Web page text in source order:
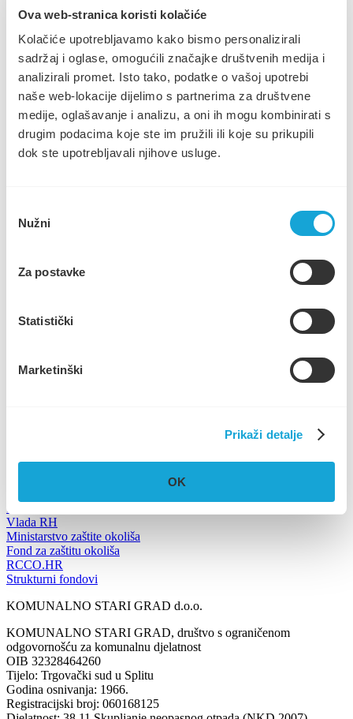
Ova web-stranica koristi kolačiće
Kolačiće upotrebljavamo kako bismo personalizirali
sadržaj i oglase, omogućili značajke društvenih medija i
analizirali promet. Isto tako, podatke o vašoj upotrebi
naše web-lokacije dijelimo s partnerima za društvene
medije, oglašavanje i analizu, a oni ih mogu kombinirati s
drugim podacima koje ste im pružili ili koje su prikupili
dok ste upotrebljavali njihove usluge.
pristanka
Nužni
Za postavke
Statistički
Marketinški
Prikaži detalje
OK
Prigovori i reklamacije
Najčešća pitanja
Poslovne informacije
Poslovanje
Pristup informacijama
Javna nabava
Zakoni i pravilnici
Natječaji
Zaštita osobnih podataka
Cjenik usluga
Novosti i obavijesti
GRADA
05.05.2020.
Naslovnica
Novosti i obavijesti
OBAVIJEST KORISNICIMA O NOVOM SUSTAVU
PRUŽANJA USLUGE I NAPLATE ODVOZA
KOMUNALNOG OTPADA ZA KORISNIKE SA
PODRUČJA GRADA STAROGA GRADA
KOMUNALNOG OTPADA ZA KORISNIKE SA PODRUČJA
Korisni linkovi
Splitsko-Dalmatinska županija
Vlada RH
Ministarstvo zaštite okoliša
Fond za zaštitu okoliša
RCCO.HR
Strukturni fondovi
KOMUNALNO STARI GRAD d.o.o.
KOMUNALNO STARI GRAD, društvo s ograničenom
odgovornošću za komunalnu djelatnost
OIB 32328464260
Tijelo: Trgovački sud u Splitu
Godina osnivanja: 1966.
Registracijski broj: 060168125